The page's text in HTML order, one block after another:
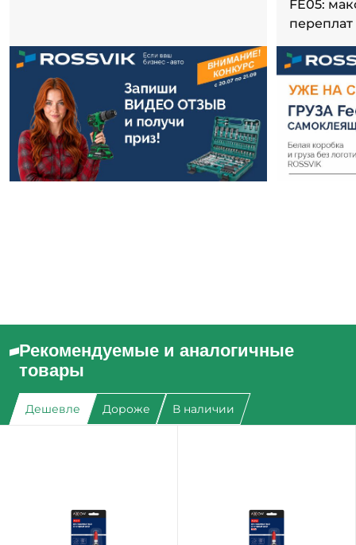
FE05:
переплат
Рекомендуемые и аналогичные
товары
Дешевле Дороже В наличии